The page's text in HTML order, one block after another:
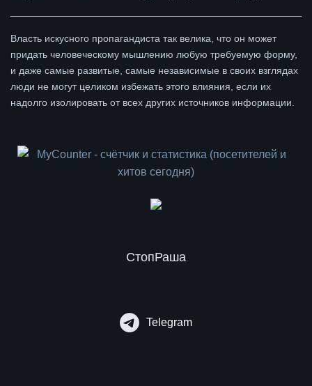
Власть искусного пропагандиста так велика, что он может
придать человеческому мышлению любую требуемую форму,
и даже самые развитые, самые независимые в своих взглядах
люди не могут целиком избежать этого влияния, если их
надолго изолировать от всех других источников информации.
СтопРаша
Telegram